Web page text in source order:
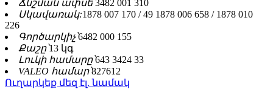
Ճնշման ափսե՝3482 001 310
Սկավառակ:1878 007 170 / 49 1878 006 658 / 1878 010
226
Գործարկիչ՝6482 000 155
Քաշը՝13 կգ
Լուկի համարը՝643 3424 33
VALEO համար՝827612
Ուղարկեք մեզ էլ. նամակ